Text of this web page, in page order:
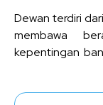
Dewan terdiri
membawa
kepentingan